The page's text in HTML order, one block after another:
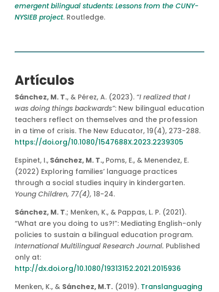
emergent bilingual students: Lessons from the CUNY-
NYSIEB project. Routledge.
Artículos
Sánchez, M. T., & Pérez, A. (2023). “I realized that I
was doing things backwards”: New bilingual education
teachers reflect on themselves and the profession
in a time of crisis. The New Educator, 19(4), 273-288.
https://doi.org/10.1080/1547688X.2023.2239305
Espinet, I., Sánchez, M. T., Poms, E., & Menendez, E.
(2022) Exploring families’ language practices
through a social studies inquiry in kindergarten.
Young Children, 77(4), 18-24.
Sánchez, M. T.; Menken, K., & Pappas, L. P. (2021).
“What are you doing to us?!”: Mediating English-only
policies to sustain a bilingual education program.
International Multilingual Research Journal. Published
only at:
http://dx.doi.org/10.1080/19313152.2021.2015936
Menken, K., & Sánchez, M.T. (2019). Translanguaging